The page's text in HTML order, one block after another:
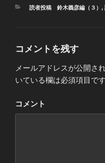
カ
読者投稿 鈴木義彦編（３） ,
コメントを残す
メールアドレスが公開さ
いている欄は必須項目です
コメント